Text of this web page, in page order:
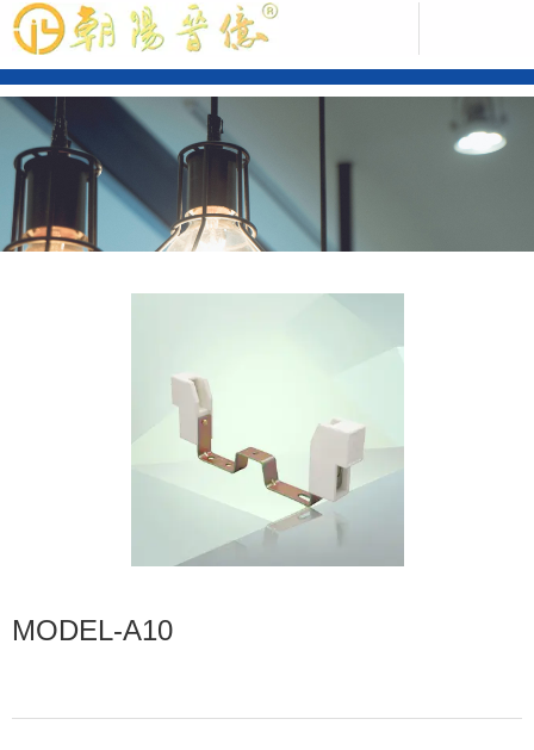
MODEL-A10